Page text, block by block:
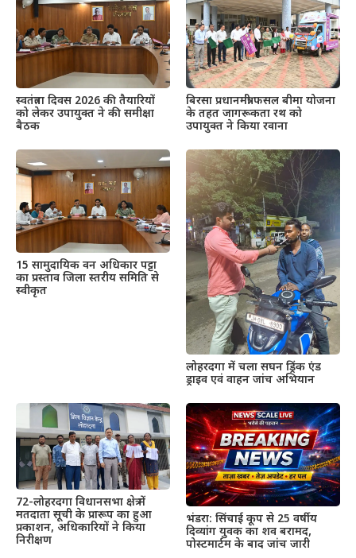
स्वतंत्रता दिवस 2026 की तैयारियों
को लेकर उपायुक्त ने की समीक्षा
बैठक
बिरसा प्रधानमंत्री फसल बीमा योजना
के तहत जागरूकता रथ को
उपायुक्त ने किया रवाना
15 सामुदायिक वन अधिकार पट्टा
का प्रस्ताव जिला स्तरीय समिति से
स्वीकृत
लोहरदगा में चला सघन ड्रिंक एंड
ड्राइव एवं वाहन जांच अभियान
72-लोहरदगा विधानसभा क्षेत्र में
मतदाता सूची के प्रारूप का हुआ
प्रकाशन, अधिकारियों ने किया
निरीक्षण
भंडरा: सिंचाई कूप से 25 वर्षीय
दिव्यांग युवक का शव बरामद,
पोस्टमार्टम के बाद जांच जारी